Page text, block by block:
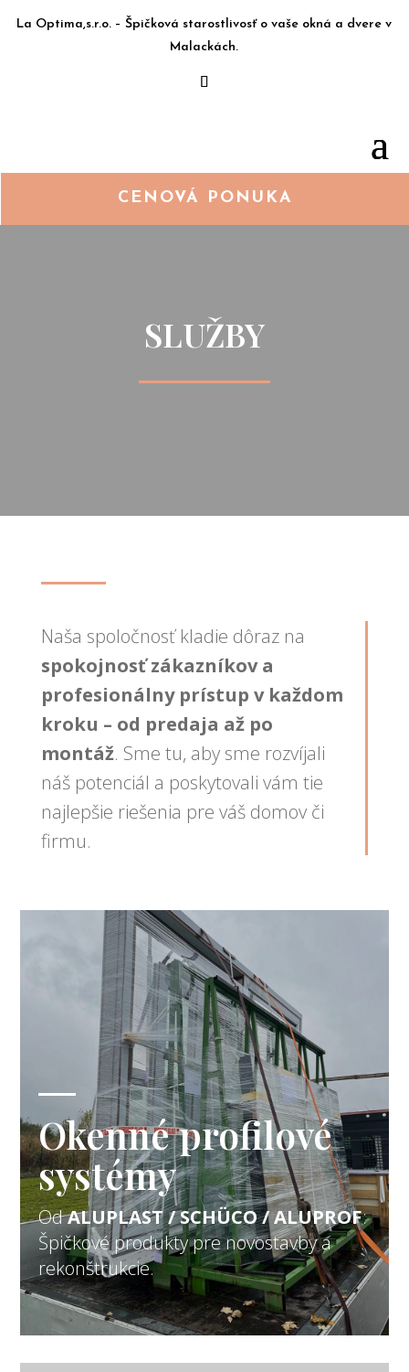
La Optima,s.r.o. – Špičková starostlivosť o vaše okná a dvere v
Malackách.
CENOVÁ PONUKA
SLUŽBY
Naša spoločnosť kladie dôraz na
spokojnosť zákazníkov a
profesionálny prístup v každom
kroku – od predaja až po
montáž. Sme tu, aby sme rozvíjali
náš potenciál a poskytovali vám tie
najlepšie riešenia pre váš domov či
firmu.
Okenné profilové
systémy
OdALUPLAST / SCHÜCO / ALUPROF:
Špičkové produkty pre novostavby a
rekonštrukcie.